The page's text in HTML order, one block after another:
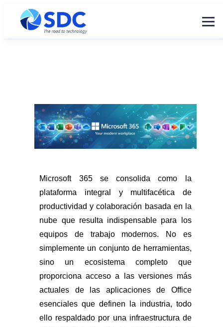
Microsoft 365 se consolida como la
plataforma integral y multifacética de
productividad y colaboración basada en la
nube que resulta indispensable para los
equipos de trabajo modernos. No es
simplemente un conjunto de herramientas,
sino un ecosistema completo que
proporciona acceso a las versiones más
actuales de las aplicaciones de Office
esenciales que definen la industria, todo
ello respaldado por una infraestructura de